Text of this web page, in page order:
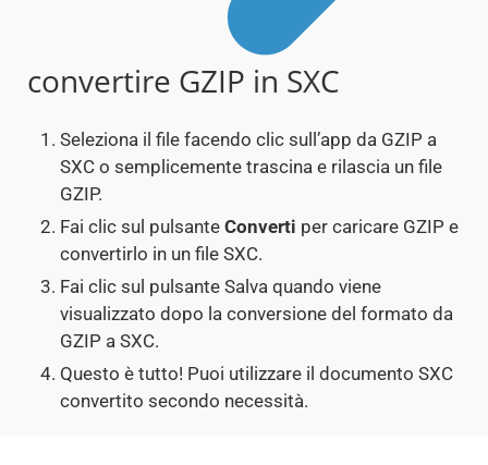
convertire GZIP in SXC
Seleziona il file facendo clic sull’app da GZIP a
SXC o semplicemente trascina e rilascia un file
GZIP.
Fai clic sul pulsante Converti per caricare GZIP e
convertirlo in un file SXC.
Fai clic sul pulsante Salva quando viene
visualizzato dopo la conversione del formato da
GZIP a SXC.
Questo è tutto! Puoi utilizzare il documento SXC
convertito secondo necessità.